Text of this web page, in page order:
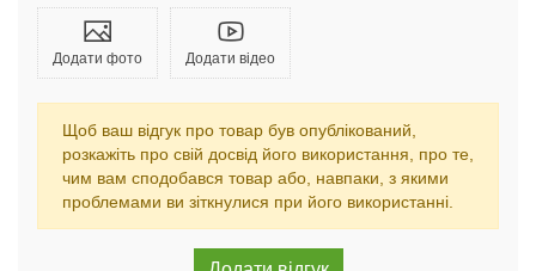
Додати фото Додати відео
Щоб ваш відгук про товар був опублікований,
розкажіть про свій досвід його використання, про те,
чим вам сподобався товар або, навпаки, з якими
проблемами ви зіткнулися при його використанні.